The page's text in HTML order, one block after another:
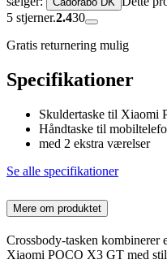
5 stjerner.2.430
Gratis returnering mulig
Specifikationer
Skuldertaske til Xiaomi
Håndtaske til
med 2 ekstra værelser
Se alle specifikationer
Mere om produktet
Crossbody-tasken kombinerer
Xiaomi POCO X3 GT med